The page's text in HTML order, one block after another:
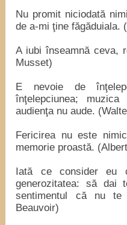
Nu promit niciodată
de a-mi ţine făgăduiala.
A iubi înseamnă ceva,
Musset)
E nevoie de
înţelepciunea;
audienţa nu aude.
Fericirea nu este
memorie proastă.
Iată ce consider eu
generozitatea: să
sentimentul că nu
Beauvoir)